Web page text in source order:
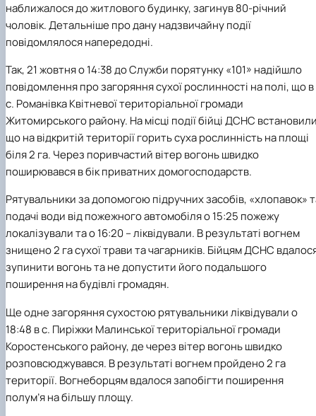
Іноземні мови
Працевлаштування
Їдальні та буфети
Студентські квитки
Центр вивчення мов
Психологічна підтримка
Інклюзивне середовище
Рада молодих вчених
Наукові школи
Стартап школа НУБіП України
Методичні рекомендації, пам'ятки
Форми документів
Патентно-ліцензійна діяльність
ЦКНО «Агропромисловий комплекс, лісове і
садово-паркове господарство, ветеринарна
медицина»
Біоетична комісія
Наукові видання
Досліднику та автору
Наукові журнали НУБіП України
Наукові журнали НУБіП України (English)
Пам'ятка про проведення науково-
Порядок планування та організації
проведення НТЗ
Результати науково-технічних заходів
Монографії
Наука для бізнесу
«SEB-2024»
«SEB-2025»
Наглядова рада
Рада роботодавців
Благодійний фонд «Голосіївська ініціатива
Історія університету
Видатні випускники та працівники
Звіт ректора
Почесні доктори і професори НУБіП України
Пресслужба
Університетський кур'єр
Вибори ректора
Програма розвитку університету
ініціатива – 2025»
Доступ до публічної інформації
Державні закупівлі
Офіційна символіка
Уповноважена особа з питань запобігання
виявлення корупції
Положення про антикорупційного
уповноваженого НУБіП України
Національні нормативно-правові акти
Нормативно-правові акти НУБіП України
Інформаційні ресурси НАЗК
Методичні роз’яснення НАЗК
Гендерна радниця
Контактна інформація
наближалося до житлового будинку, загинув 80-річний
чоловік. Детальніше про дану надзвичайну події
повідомлялося напередодні.
Так, 21 жовтня о 14:38 до Служби порятунку «101» надійшло
повідомлення про загоряння сухої рослинності на полі, що в
с. Романівка Квітневої територіальної громади
Житомирського району. На місці події бійці ДСНС
що на відкритій території горить суха рослинність на площі
біля 2 га. Через поривчастий вітер вогонь швидко
поширювався в бік приватних домогосподарств.
Рятувальники за допомогою підручних засобів, «хлопавок»
подачі води від пожежного автомобіля о 15:25 пожежу
локалізували та о 16:20 – ліквідували. В результаті вогнем
знищено 2 га сухої трави та чагарників. Бійцям ДСНС
зупинити вогонь та не допустити його подальшого
поширення на будівлі громадян.
Ще одне загоряння сухостою рятувальники ліквідували о
18:48 в с. Пиріжки Малинської територіальної громади
Коростенського району, де через вітер вогонь швидко
розповсюджувався. В результаті вогнем пройдено 2 га
території. Вогнеборцям вдалося запобігти поширення
полум’я на більшу площу.